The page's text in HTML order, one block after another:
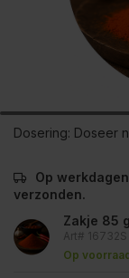
Dosering: Doseer
Op
verzonden.
Zakje 85
Art# 16732S
Op